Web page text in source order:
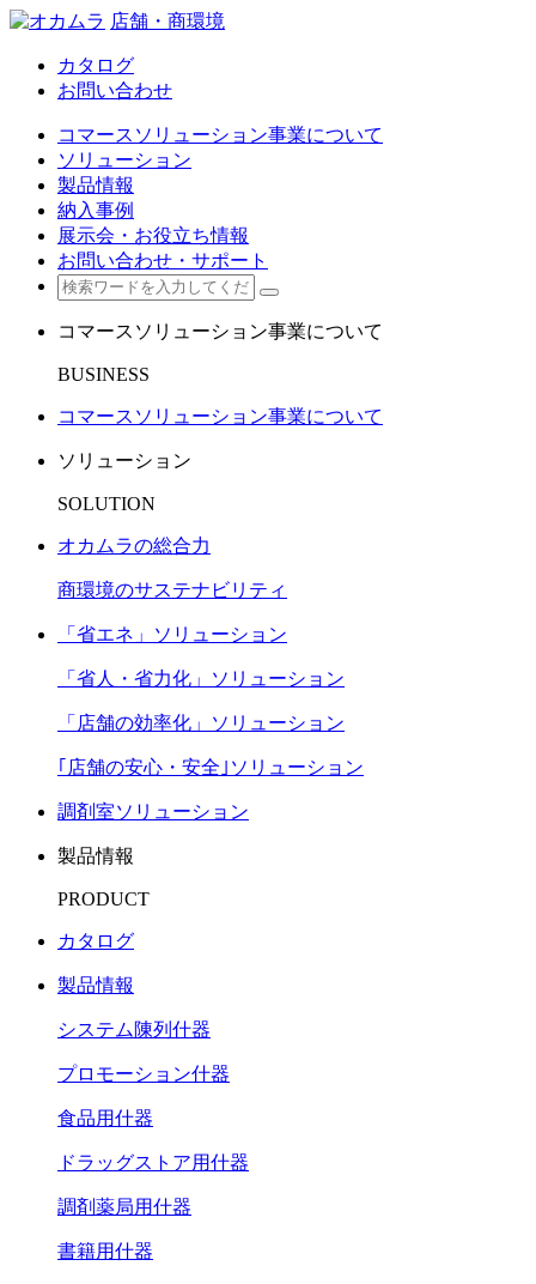
店舗・商環境
カタログ
お問い合わせ
コマースソリューション事業について
ソリューション
製品情報
納入事例
展示会・お役立ち情報
お問い合わせ・サポート
コマースソリューション事業について
BUSINESS
コマースソリューション事業について
ソリューション
SOLUTION
オカムラの総合力
商環境のサステナビリティ
「省エネ」ソリューション
「省人・省力化」ソリューション
「店舗の効率化」ソリューション
｢店舗の安心・安全｣ソリューション
調剤室ソリューション
製品情報
PRODUCT
カタログ
製品情報
システム陳列什器
プロモーション什器
食品用什器
ドラッグストア用什器
調剤薬局用什器
書籍用什器